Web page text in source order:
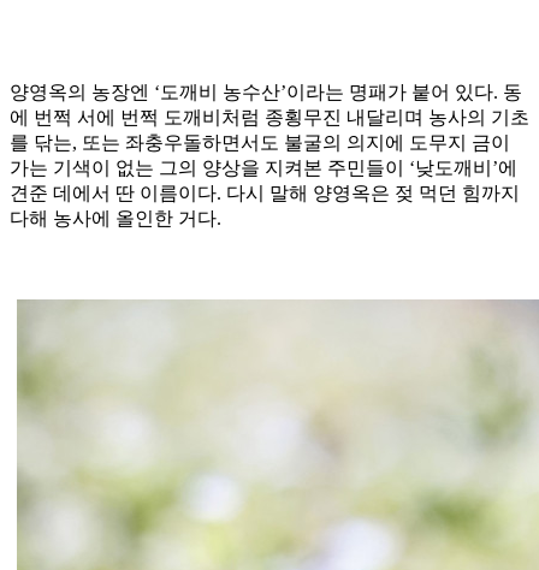
양영옥의 농장엔 ‘도깨비 농수산’이라는 명패가 붙어 있다. 동
에 번쩍 서에 번쩍 도깨비처럼 종횡무진 내달리며 농사의 기초
를 닦는, 또는 좌충우돌하면서도 불굴의 의지에 도무지 금이
가는 기색이 없는 그의 양상을 지켜본 주민들이 ‘낮도깨비’에
견준 데에서 딴 이름이다. 다시 말해 양영옥은 젖 먹던 힘까지
다해 농사에 올인한 거다.